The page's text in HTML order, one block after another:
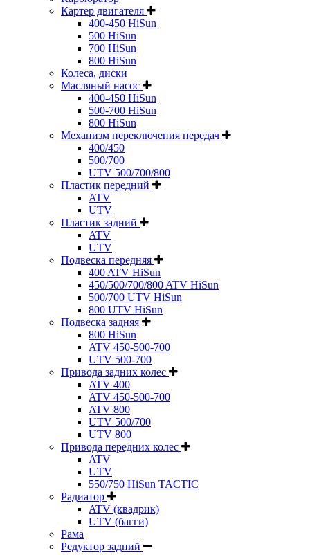
Картер двигателя
400-450 HiSun
500 HiSun
700 HiSun
800 HiSun
Колeса, диски
Масляный насос
400-450 HiSun
500-700 HiSun
800 HiSun
Механизм переключения передач
400/450
500/700
UTV 500/700/800
Пластик передний
ATV
UTV
Пластик задний
ATV
UTV
Подвеска передняя
400 ATV HiSun
450/500/700/800 ATV HiSun
500/700 UTV HiSun
800 UTV HiSun
Подвеска задняя
800 HiSun
ATV 450-500-700
UTV 500-700
Привода задних колес
ATV 400
ATV 450-500-700
ATV 800
UTV 500/700
UTV 800
Привода передних колес
ATV
UTV
550/750 HiSun TACTIC
Радиатор
ATV (квадрик)
UTV (багги)
Рама
Редуктор задний